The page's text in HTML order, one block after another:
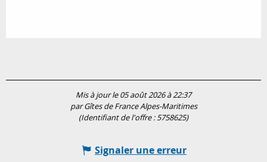
Mis à jour le 05 août 2026 à 22:37
par Gîtes de France Alpes-Maritimes
(Identifiant de l'offre :5758625)
Signaler une erreur